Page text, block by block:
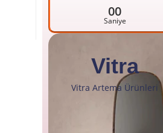
00
Saniye
Vitra
Vitra Artema Ürünleri